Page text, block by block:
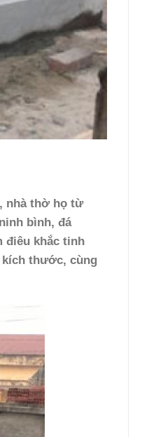
nhà thờ họ từ
bình, đá
điêu khắc tinh
kích thước, cùng